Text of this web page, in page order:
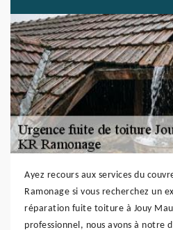
Ayez recours aux services du
Ramonage si vous recherchez un
réparation fuite toiture à Jouy
professionnel, nous avons à notre